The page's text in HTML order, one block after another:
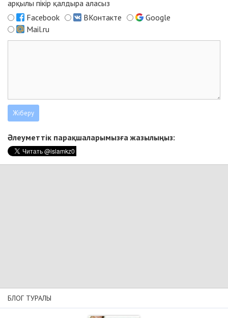
арқылы пікір қалдыра аласыз
Facebook
ВКонтакте
Google
Mail.ru
Әлеуметтік парақшаларымызға жазылыңыз:
БЛОГ ТУРАЛЫ